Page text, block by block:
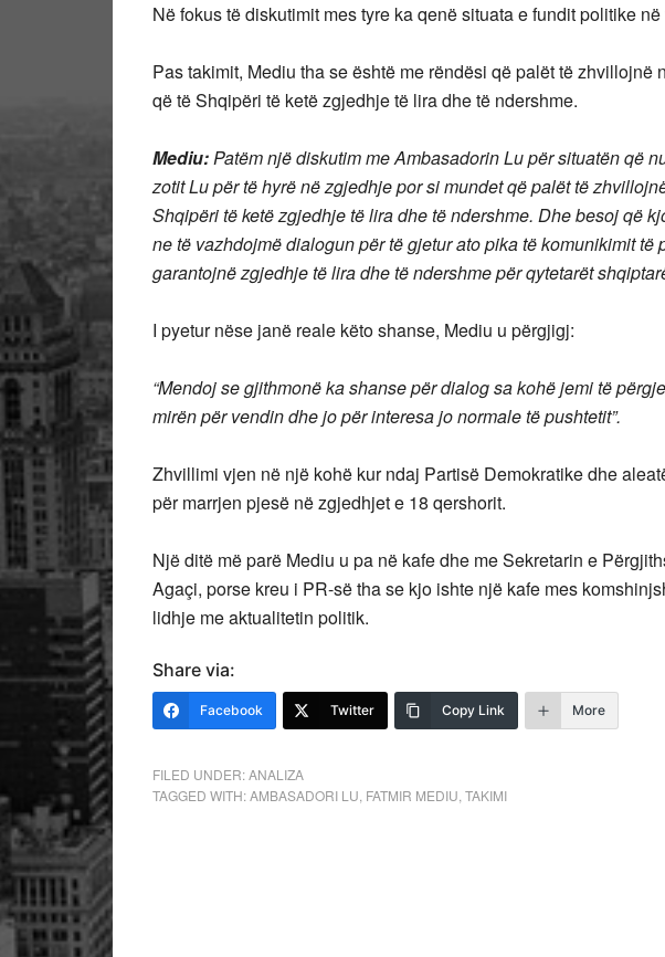
Në fokus të diskutimit mes tyre ka qenë situata e fundit politike në
Pas takimit, Mediu tha se është me rëndësi që palët të zhvillojnë
që të Shqipëri të ketë zgjedhje të lira dhe të ndershme.
Mediu:Patëm një diskutim me Ambasadorin Lu për situatën që
zotit Lu për të hyrë në zgjedhje por si mundet që palët të
Shqipëri të ketë zgjedhje të lira dhe të ndershme. Dhe besoj që
ne të vazhdojmë dialogun për të gjetur ato pika të komunikimit të
garantojnë zgjedhje të lira dhe të ndershme për qytetarët
I pyetur nëse janë reale këto shanse, Mediu u përgjigj:
“Mendoj se gjithmonë ka shanse për dialog sa kohë jemi të
mirën për vendin dhe jo për interesa jo normale të pushtetit”.
Zhvillimi vjen në një kohë kur ndaj Partisë Demokratike dhe
për marrjen pjesë në zgjedhjet e 18 qershorit.
Një ditë më parë Mediu u pa në kafe dhe me Sekretarin e
Agaçi, porse kreu i PR-së tha se kjo ishte një kafe mes
lidhje me aktualitetin politik.
Share via:
Facebook Twitter Copy Link More
FILED UNDER:ANALIZA
TAGGED WITH:AMBASADORI LU FATMIR MEDIU TAKIMI